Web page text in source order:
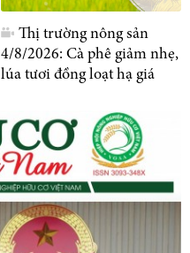
Thị trường nông sản
4/8/2026: Cà phê giảm nhẹ,
lúa tươi đồng loạt hạ giá